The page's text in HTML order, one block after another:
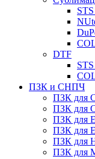
DTF
ПЗК и СНПЧ
ПЗК для
ПЗК для
ПЗК для
ПЗК для
ПЗК для
ПЗК для